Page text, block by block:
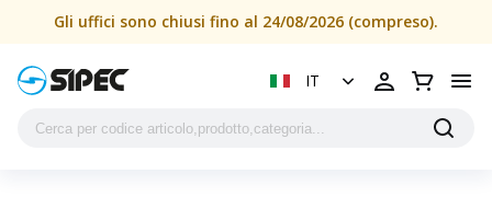
Gli uffici sono chiusi fino al 24/08/2026 (compreso).
IT